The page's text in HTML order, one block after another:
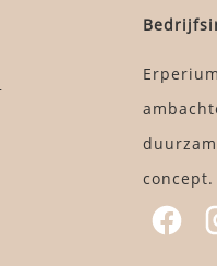
concept.